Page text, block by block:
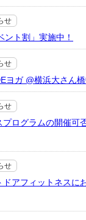
せ
ト割」実施中！
せ
ガ @横浜大さん
せ
ログラムの開催可
せ
ドアフィットネスに